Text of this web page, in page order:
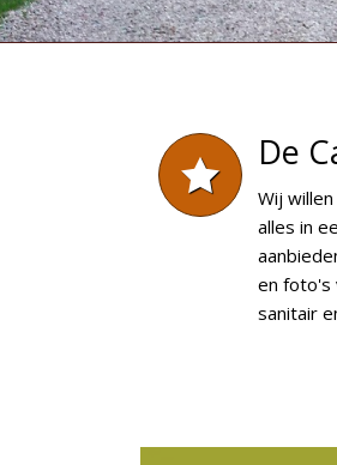
De
Wij
alles in
en foto's
sanitair